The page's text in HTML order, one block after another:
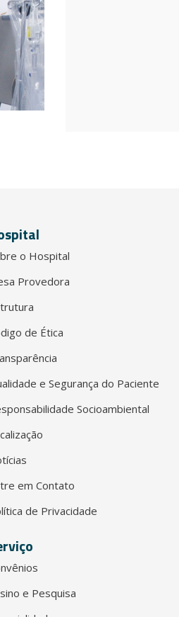
o Hospital
Provedora
de Ética
e Segurança do Paciente
Socioambiental
em Contato
de Privacidade
e Pesquisa